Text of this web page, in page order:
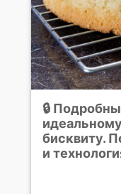
🔒
бисквиту.
и